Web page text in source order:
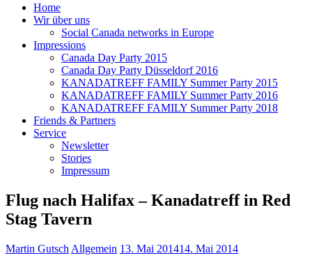
Home
Wir über uns
Social Canada networks in Europe
Impressions
Canada Day Party 2015
Canada Day Party Düsseldorf 2016
KANADATREFF FAMILY Summer Party 2015
KANADATREFF FAMILY Summer Party 2016
KANADATREFF FAMILY Summer Party 2018
Friends & Partners
Service
Newsletter
Stories
Impressum
Flug nach Halifax – Kanadatreff in Red
Stag Tavern
Martin Gutsch Allgemein 13. Mai 201414. Mai 2014